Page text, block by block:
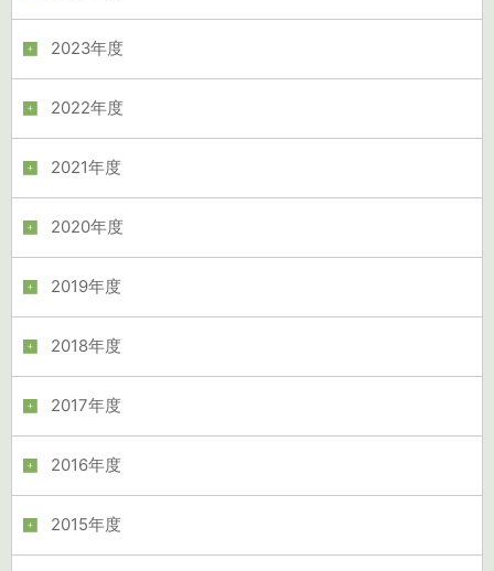
2023年度
2022年度
2021年度
2020年度
2019年度
2018年度
2017年度
2016年度
2015年度